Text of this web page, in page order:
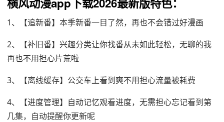
1、【追新番】本季新番一目了然，再也不会错过好漫画
2、【补旧番】兴趣分类让你找番从未如此轻松，无聊的我
再也不用担心片荒啦
3、【离线缓存】公交车上看到爽不用担心流量被耗费
4、【进度管理】自动记忆观看进度，无需担心忘记看到第
几集，自动提醒你更新呢